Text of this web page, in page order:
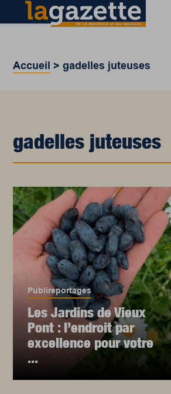
Accueil >gadelles juteuses
gadelles juteuses
Publireportages
Les Jardins de Vieux
Pont : l’endroit par
excellence pour votre
...